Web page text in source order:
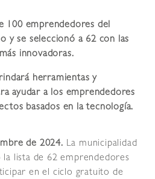
100 emprendedores del
y se seleccionó a 62 con las
innovadoras.
herramientas y
ayudar a los emprendedores
basados en la tecnología.
de 2024. La municipalidad
lista de 62 emprendedores
en el ciclo gratuito de